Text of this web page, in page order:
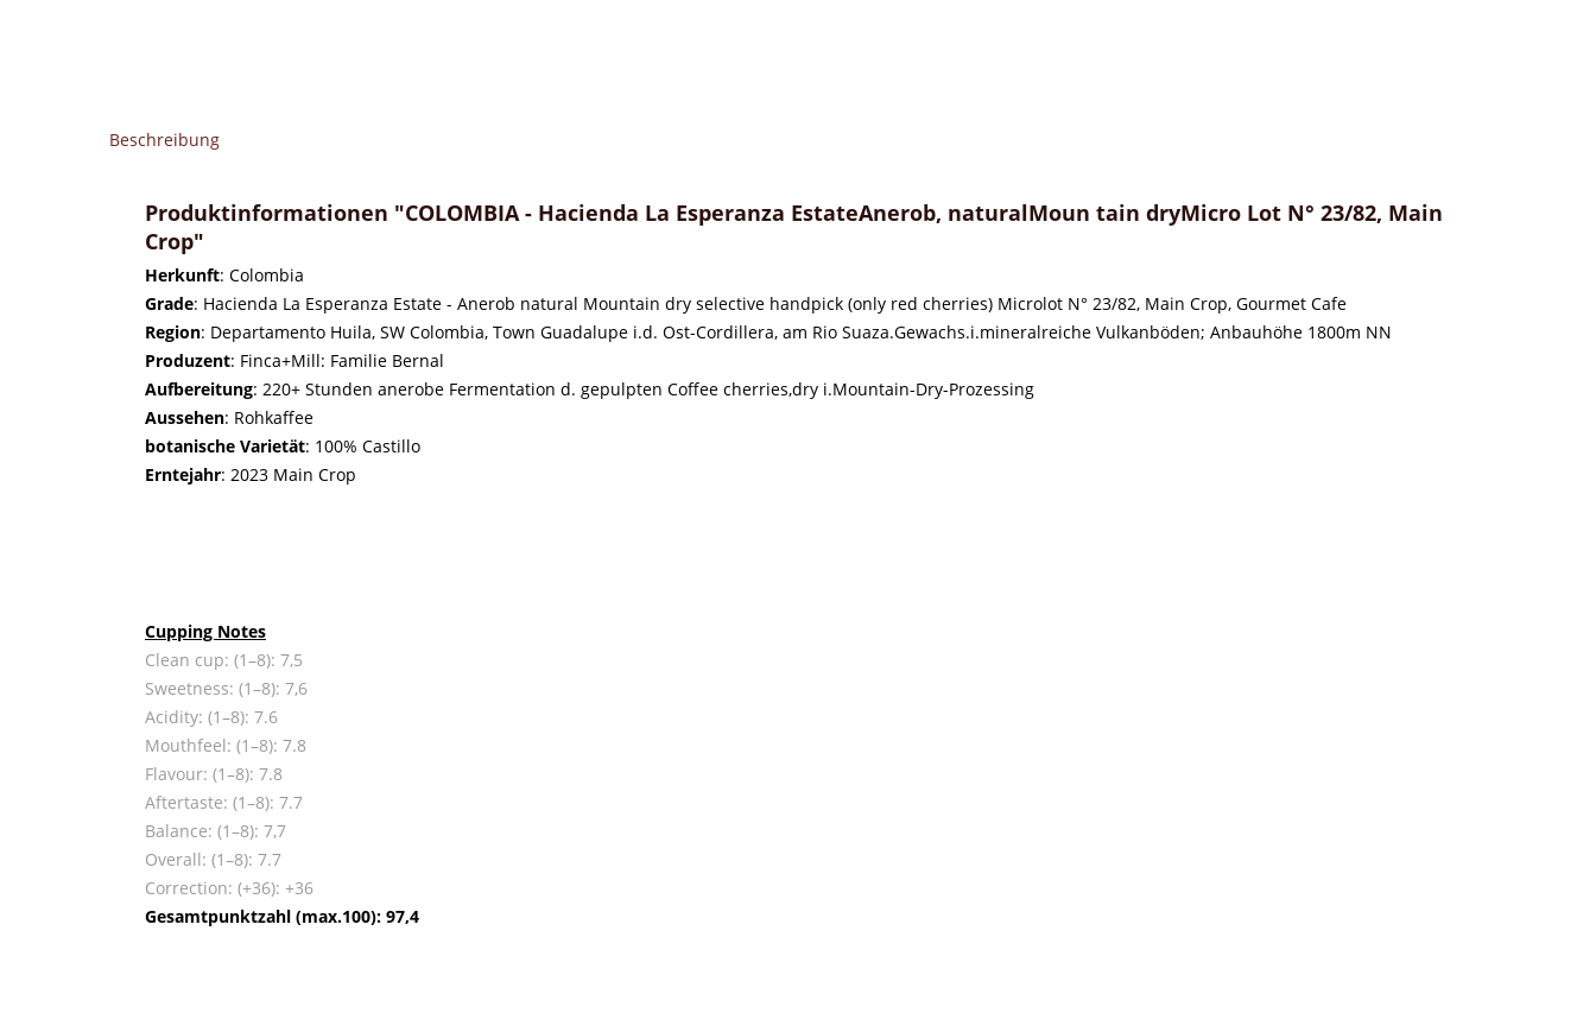
Beschreibung
Produktinformationen "COLOMBIA - Hacienda La Esperanza EstateAnerob, naturalMoun tain dryMicro Lot N° 23/82, Main
Crop"
Herkunft: Colombia
Grade: Hacienda La Esperanza Estate - Anerob natural Mountain dry selective handpick (only red cherries) Microlot N° 23/82, Main Crop, Gourmet Cafe
Region: Departamento Huila, SW Colombia, Town Guadalupe i.d. Ost-Cordillera, am Rio Suaza.Gewachs.i.mineralreiche Vulkanböden; Anbauhöhe 1800m NN
Produzent: Finca+Mill: Familie Bernal
Aufbereitung: 220+ Stunden anerobe Fermentation d. gepulpten Coffee cherries,dry i.Mountain-Dry-Prozessing
Aussehen: Rohkaffee
botanische Varietät: 100% Castillo
Erntejahr: 2023 Main Crop
Cupping Notes
Clean cup: (1–8): 7,5
Sweetness: (1–8): 7,6
Acidity: (1–8): 7.6
Mouthfeel: (1–8): 7.8
Flavour: (1–8): 7.8
Aftertaste: (1–8): 7.7
Balance: (1–8): 7,7
Overall: (1–8): 7.7
Correction: (+36): +36
Gesamtpunktzahl (max.100): 97,4